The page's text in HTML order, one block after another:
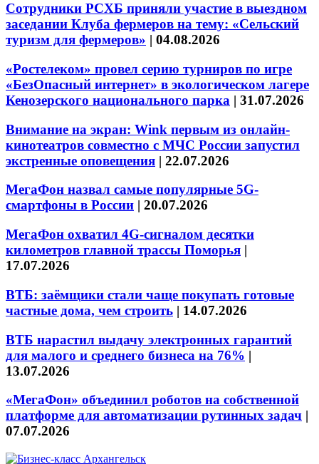
Сотрудники РСХБ приняли участие в выездном
заседании Клуба фермеров на тему: «Сельский
туризм для фермеров» | 04.08.2026
«Ростелеком» провел серию турниров по игре
«БезОпасный интернет» в экологическом лагере
Кенозерского национального парка | 31.07.2026
Внимание на экран: Wink первым из онлайн-
кинотеатров совместно с МЧС России запустил
экстренные оповещения | 22.07.2026
МегаФон назвал самые популярные 5G-
смартфоны в России | 20.07.2026
МегаФон охватил 4G-сигналом десятки
километров главной трассы Поморья |
17.07.2026
ВТБ: заёмщики стали чаще покупать готовые
частные дома, чем строить | 14.07.2026
ВТБ нарастил выдачу электронных гарантий
для малого и среднего бизнеса на 76% |
13.07.2026
«МегаФон» объединил роботов на собственной
платформе для автоматизации рутинных задач |
07.07.2026